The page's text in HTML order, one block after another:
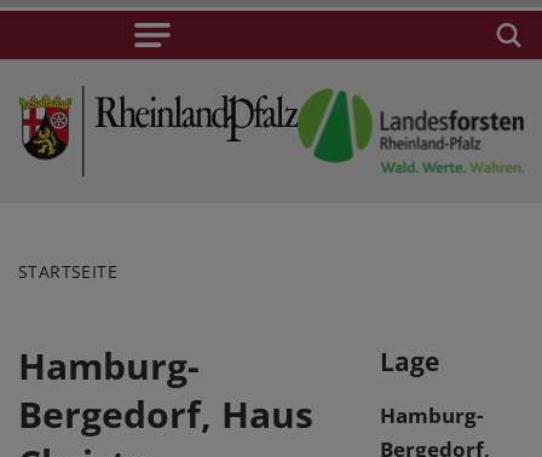
STARTSEITE
Hamburg-
Bergedorf, Haus
Lage
Hamburg-
Bergedorf,